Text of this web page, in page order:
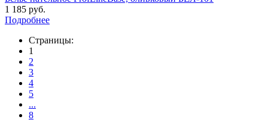
1 185 руб.
Подробнее
Страницы:
1
2
3
4
5
...
8